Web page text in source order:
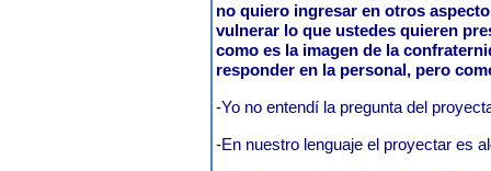
no quiero ingresar en otros
vulnerar lo que ustedes quieren
como es la imagen de la
responder en la personal, pero
-Yo no entendí la pregunta del
-En nuestro lenguaje el proyectar es